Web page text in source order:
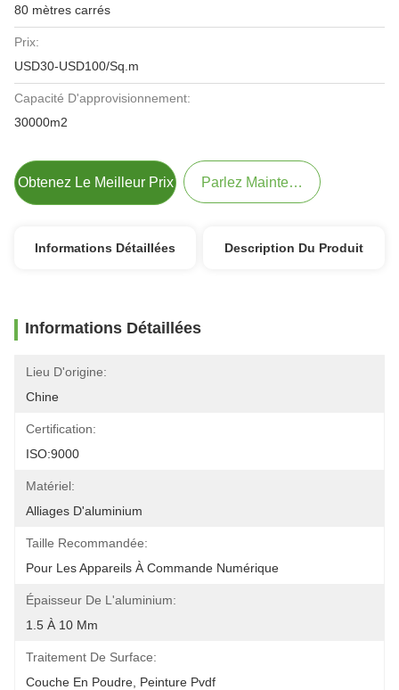
80 mètres carrés
Prix:
USD30-USD100/Sq.m
Capacité D'approvisionnement:
30000m2
Obtenez Le Meilleur Prix Parlez Maintenant.
Informations Détaillées Description Du Produit
Informations Détaillées
Lieu D'origine:
Chine
Certification:
ISO:9000
Matériel:
Alliages D'aluminium
Taille Recommandée:
Pour Les Appareils À Commande Numérique
Épaisseur De L'aluminium:
1.5 À 10 Mm
Traitement De Surface:
Couche En Poudre, Peinture Pvdf